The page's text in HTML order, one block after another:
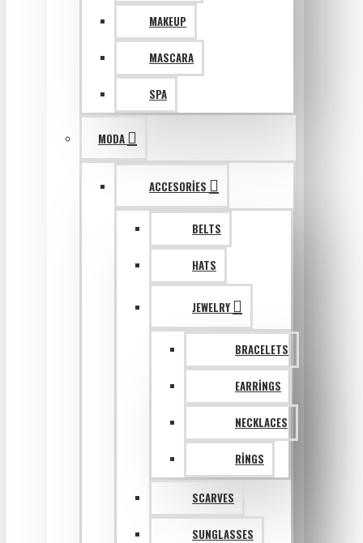
MAKEUP
MASCARA
SPA
MODA
ACCESORIES
BELTS
HATS
JEWELRY
BRACELETS
EARRINGS
NECKLACES
RINGS
SCARVES
SUNGLASSES